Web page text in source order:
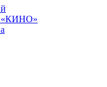
«КИНО»